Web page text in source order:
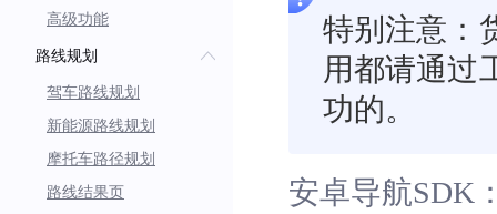
高级功能
路线规划
驾车路线规划
新能源路线规划
摩托车路径规划
路线结果页
特别注意：
用都请通过
功的。
安卓导航SDK